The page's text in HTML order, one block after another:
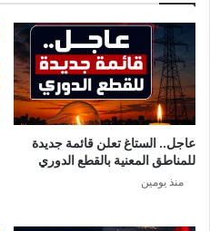
عاجل.. الستاغ تعلن قائمة جديدة
للمناطق المعنية بالقطع الدوري
منذ يومين